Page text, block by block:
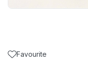
Favourite